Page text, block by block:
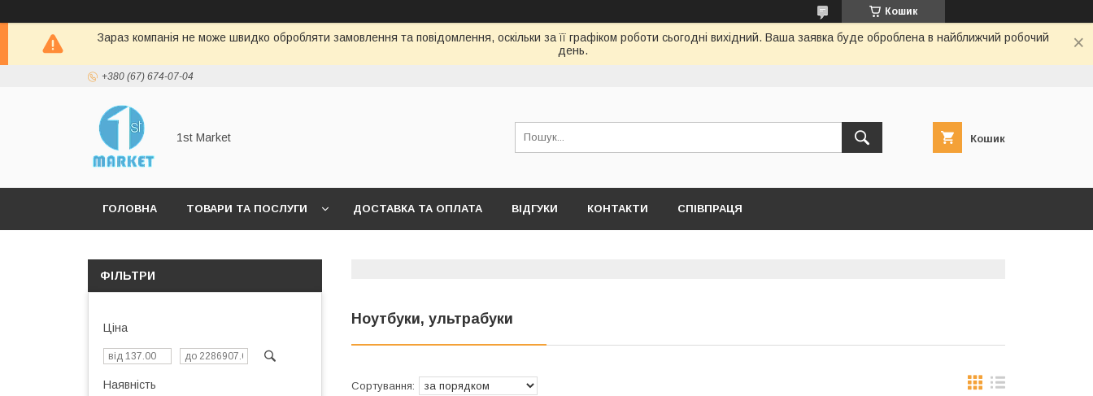
Кошик
Зараз компанія не може швидко обробляти замовлення та повідомлення, оскільки за її графіком роботи сьогодні вихідний. Ваша заявка буде оброблена в найближчий робочий
день.
+380 (67) 674-07-04
1st Market Кошик
ГОЛОВНА ТОВАРИ ТА ПОСЛУГИ ДОСТАВКА ТА ОПЛАТА ВІДГУКИ КОНТАКТИ СПІВПРАЦЯ
Ноутбуки, ультрабуки
ФІЛЬТРИ
Ціна
Наявність